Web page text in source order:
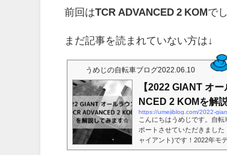
前回はTCR ADVANCED 2 KOMで
まだ記事を読まれていない方は↓
うめじの自転車ブログ2022.06.10
【2022 GIANT オ
NCED 2 KOMを解
https://umejiblog.com/2022-
こんにちはうめじです。自
ポートさせていただきまし
ャイアント)です！2022年モ
D 2 KOMを解説させていた